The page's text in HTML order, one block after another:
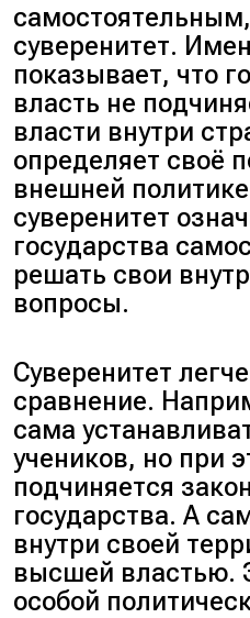
суверенитет.
показывает, что
власть не
власти внутри
определяет своё
внешней
суверенитет
государства
решать свои
вопросы.
Суверенитет
сравнение.
сама
учеников, но при
подчиняется
государства. А
внутри своей
высшей властью.
особой